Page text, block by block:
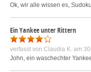
Ok, wir alle wissen es,
Ein Yankee unter Rittern
verfasst von Claudia K. am
John, ein waschechter